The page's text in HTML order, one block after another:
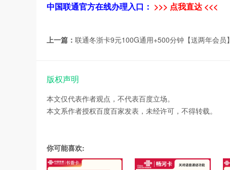
中国联通官方在线办理入口： >>> 点我直达 <<<
上一篇： 联通冬浙卡9元100G通用+500分钟【送两年会员】
版权声明
本文仅代表作者观点，不代表百度立场。
本文系作者授权百度百家发表，未经许可，不得转载。
你可能喜欢: